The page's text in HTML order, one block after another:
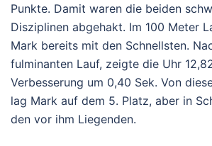
Punkte. Damit waren die beiden
Disziplinen abgehakt. Im 100 Meter
Mark bereits mit den Schnellsten.
fulminanten Lauf, zeigte die Uhr
Verbesserung um 0,40 Sek. Von
lag Mark auf dem 5. Platz, aber in
den vor ihm Liegenden.